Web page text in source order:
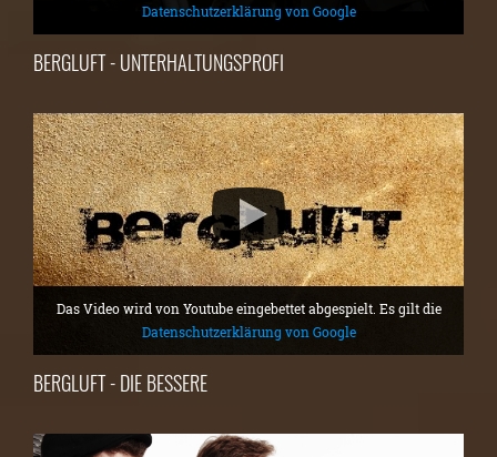
Datenschutzerklärung von Google
BERGLUFT - UNTERHALTUNGSPROFI
Das Video wird von Youtube eingebettet abgespielt. Es gilt die
Datenschutzerklärung von Google
BERGLUFT - DIE BESSERE